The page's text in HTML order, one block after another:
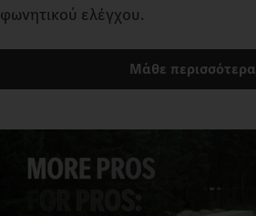
φωνητικού ελέγχου.
Μάθε περισσότερα